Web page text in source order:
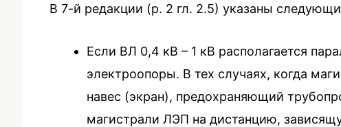
В 7-й редакции (р. 2 гл. 2.5) указаны
Если ВЛ 0,4 кВ – 1 кВ располагается
электроопоры. В тех случаях, когда
навес (экран), предохраняющий
магистрали ЛЭП на дистанцию,